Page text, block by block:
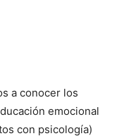
a conocer los
emocional
con psicología)